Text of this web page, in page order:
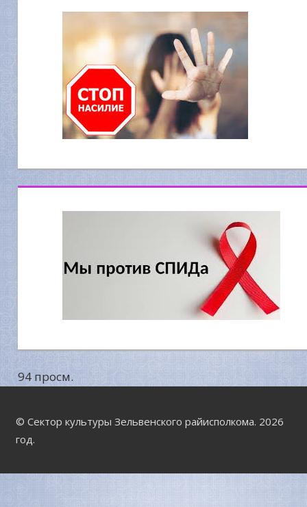
94 просм.
© Сектор культуры Зельвенского райисполкома. 2026
год.